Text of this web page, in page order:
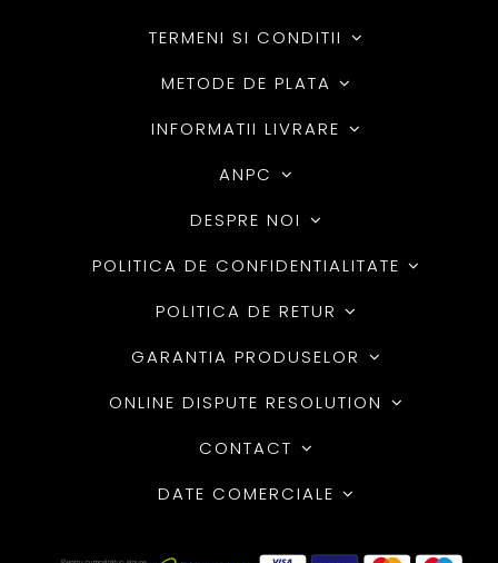
TERMENI SI CONDITII
METODE DE PLATA
INFORMATII LIVRARE
ANPC
DESPRE NOI
POLITICA DE CONFIDENTIALITATE
POLITICA DE RETUR
GARANTIA PRODUSELOR
ONLINE DISPUTE RESOLUTION
CONTACT
DATE COMERCIALE